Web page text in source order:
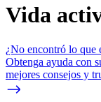
Vida
¿No encontró lo que
Obtenga ayuda con
mejores consejos y